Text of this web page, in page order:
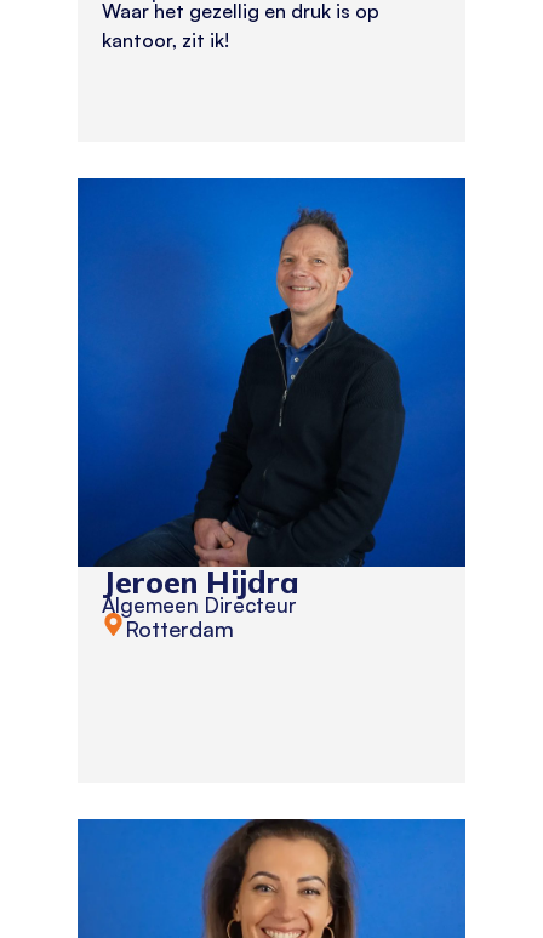
Waar het gezellig en druk is op
kantoor, zit ik!
Jeroen Hijdra
Algemeen Directeur
Rotterdam